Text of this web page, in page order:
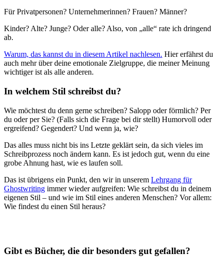
Für Privatpersonen? Unternehmerinnen? Frauen? Männer?
Kinder? Alte? Junge? Oder alle? Also, von „alle“ rate ich dringend
ab.
Warum, das kannst du in diesem Artikel nachlesen. Hier erfährst du
auch mehr über deine emotionale Zielgruppe, die meiner Meinung
wichtiger ist als alle anderen.
In welchem Stil schreibst du?
Wie möchtest du denn gerne schreiben? Salopp oder förmlich? Per
du oder per Sie? (Falls sich die Frage bei dir stellt) Humorvoll oder
ergreifend? Gegendert? Und wenn ja, wie?
Das alles muss nicht bis ins Letzte geklärt sein, da sich vieles im
Schreibprozess noch ändern kann. Es ist jedoch gut, wenn du eine
grobe Ahnung hast, wie es laufen soll.
Das ist übrigens ein Punkt, den wir in unserem Lehrgang für
Ghostwriting immer wieder aufgreifen: Wie schreibst du in deinem
eigenen Stil – und wie im Stil eines anderen Menschen? Vor allem:
Wie findest du einen Stil heraus?
Gibt es Bücher, die dir besonders gut gefallen?